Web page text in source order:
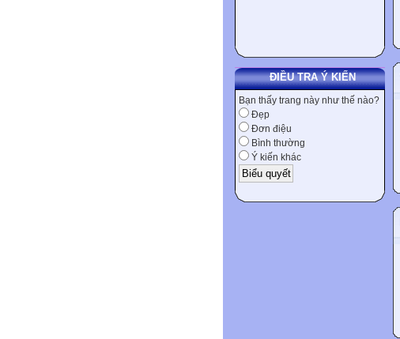
ĐIỀU TRA Ý KIẾN
Bạn thấy trang này như thế nào?
Đẹp
Đơn điệu
Bình thường
Ý kiến khác